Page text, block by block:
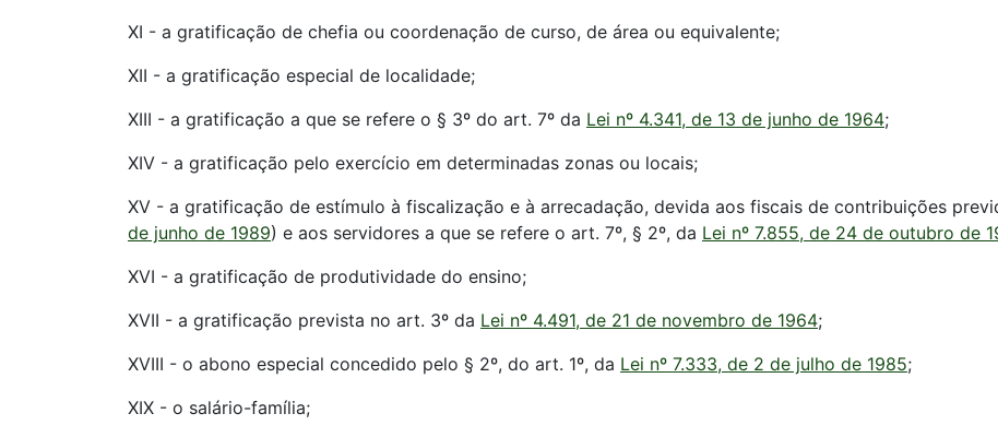
XI - a gratificação de chefia ou coordenação de curso, de área ou equivalente;
XII - a gratificação especial de localidade;
XIII - a gratificação a que se refere o § 3º do art. 7º da Lei nº 4.341, de 13 de junho de 1964;
XIV - a gratificação pelo exercício em determinadas zonas ou locais;
XV - a gratificação de estímulo à fiscalização e à arrecadação, devida aos fiscais de contribuições
de junho de 1989) e aos servidores a que se refere o art. 7º, § 2º, da Lei nº 7.855, de 24 de outubro de
XVI - a gratificação de produtividade do ensino;
XVII - a gratificação prevista no art. 3º da Lei nº 4.491, de 21 de novembro de 1964;
XVIII - o abono especial concedido pelo § 2º, do art. 1º, da Lei nº 7.333, de 2 de julho de 1985;
XIX - o salário-família;